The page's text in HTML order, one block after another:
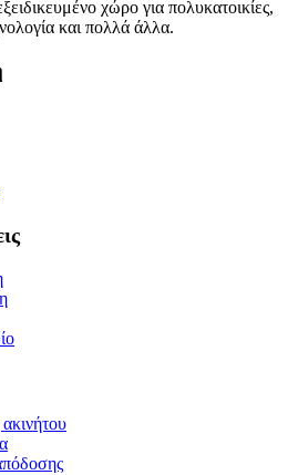
χώρο για πολυκατοικίες,
και πολλά άλλα.